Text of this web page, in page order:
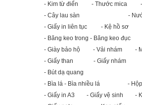
- Kim từ điển
- Thước mica
- Cây lau sàn
-
- Giấy in liên tục
- Kệ hồ sơ
- Băng keo trong - Băng keo đục
- Giày bảo hộ
- Vải nhám
-
- Giấy than
- Giấy nhám
- Bút dạ quang
- Bìa lá - Bìa nhiều lá
-
- Giấy in A3
- Giấy vệ sinh
-